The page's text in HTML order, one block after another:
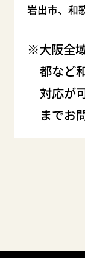
岩出市、和
大阪全
都など
対応が
までお